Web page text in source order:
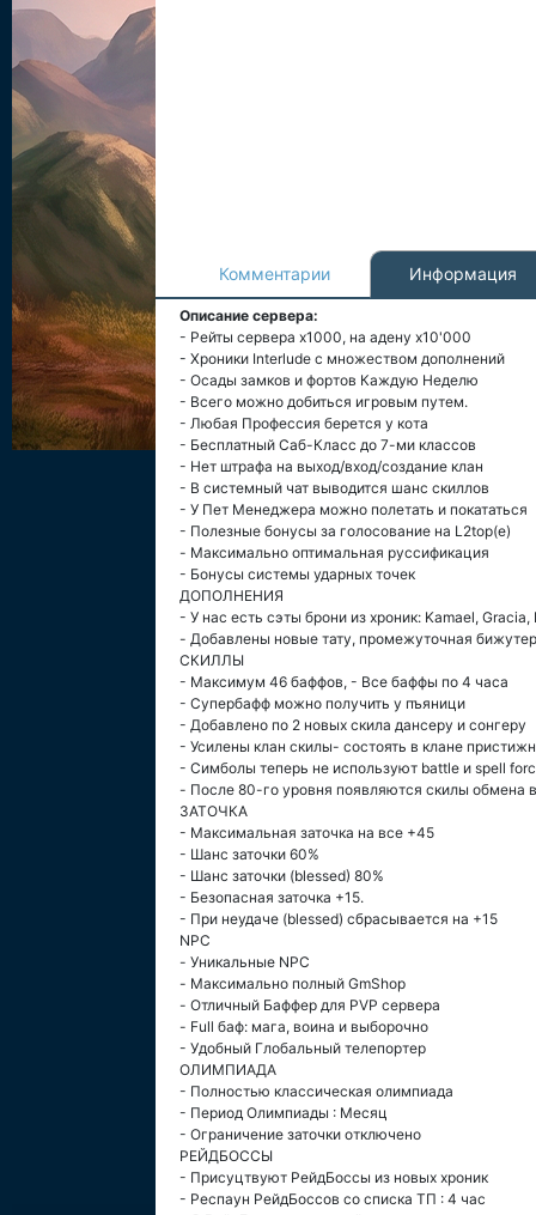
Комментарии Информация
Описание сервера:
- Рейты сервера х1000, на адену х10'000
- Хроники Interlude с множеством дополнений
- Осады замков и фортов Каждую Неделю
- Всего можно добиться игровым путем.
- Любая Профессия берется у кота
- Бесплатный Саб-Класс до 7-ми классов
- Нет штрафа на выход/вход/создание клан
- В системный чат выводится шанс скиллов
- У Пет Менеджера можно полетать и покататься
- Полезные бонусы за голосование на L2top(е)
- Максимально оптимальная руссификация
- Бонусы системы ударных точек
ДОПОЛНЕНИЯ
- У нас есть сэты брони из хроник: Kamael,
- Добавлены новые тату, промежуточная
СКИЛЛЫ
- Максимум 46 баффов, - Все баффы по 4 часа
- Супербафф можно получить у пъяници
- Добавлено по 2 новых скила дансеру и сонгеру
- Усилены клан скилы- состоять в клане
- Симболы теперь не используют battle и spell
- После 80-го уровня появляются скилы обмена
ЗАТОЧКА
- Максимальная заточка на все +45
- Шанс заточки 60%
- Шанс заточки (blessed) 80%
- Безопасная заточка +15.
- При неудаче (blessed) сбрасывается на +15
NPC
- Уникальные NPC
- Максимально полный GmShop
- Отличный Баффер для PVP сервера
- Full баф: мага, воина и выборочно
- Удобный Глобальный телепортер
ОЛИМПИАДА
- Полностью классическая олимпиада
- Период Олимпиады : Месяц
- Ограничение заточки отключено
РЕЙДБОССЫ
- Присуцтвуют РейдБоссы из новых хроник
- Респаун РейдБоссов со списка ТП : 4 час